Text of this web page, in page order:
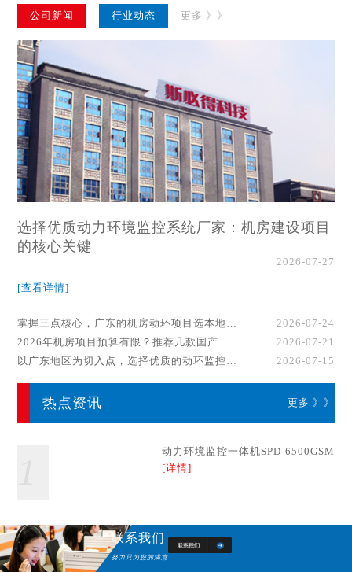
公司新闻 行业动态 更多 》》
选择优质动力环境监控系统厂家：机房建设项目
的核心关键
2026-07-27
[查看详情]
掌握三点核心，广东的机房动环项目选本地厂家事半功倍！
2026-07-24
2026年机房项目预算有限？推荐几款国产动环监控系统品牌
2026-07-21
以广东地区为切入点，选择优质的动环监控系统厂家
2026-07-15
热点资讯 更多 》》
动力环境监控一体机SPD-6500GSM
[详情]
联系我们
努力只为您的满意